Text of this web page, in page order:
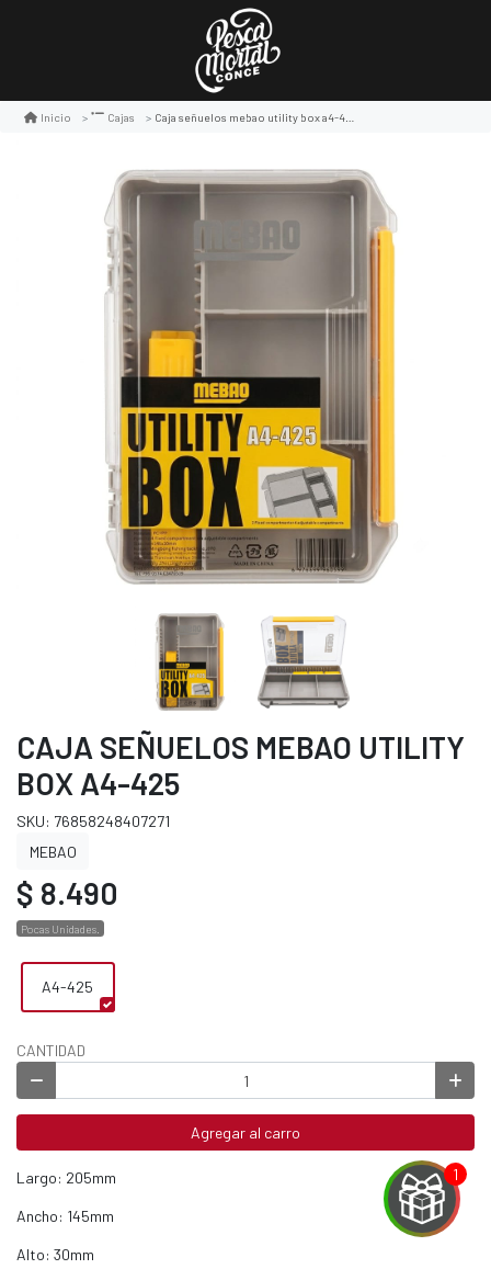
Inicio Cajas Caja señuelos mebao utility box a4-425
CAJA SEÑUELOS MEBAO UTILITY
BOX A4-425
SKU: 76858248407271
MEBAO
$ 8.490
Pocas Unidades.
A4-425
CANTIDAD
Agregar al carro
Largo: 205mm
Ancho: 145mm
Alto: 30mm